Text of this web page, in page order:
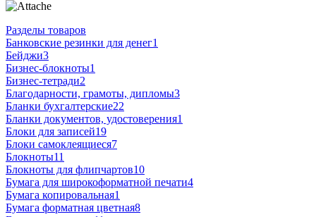
Разделы товаров
Банковские резинки для денег1
Бейджи3
Бизнес-блокноты1
Бизнес-тетради2
Благодарности, грамоты, дипломы3
Бланки бухгалтерские22
Бланки документов, удостоверения1
Блоки для записей19
Блоки самоклеящиеся7
Блокноты11
Блокноты для флипчартов10
Бумага для широкоформатной печати4
Бумага копировальная1
Бумага форматная цветная8